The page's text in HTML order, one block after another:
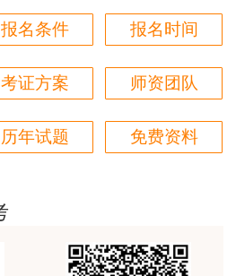
级政务服务大厅一楼后台32
6655586。
内进行复核，对逾期未提交
复核的拟合格考生，取消成
库、资料还多
易懂，对小白很友好
今年考其他安全，还是选择网
报名条件 报名时间
考证方案 师资团队
历年试题 免费资料